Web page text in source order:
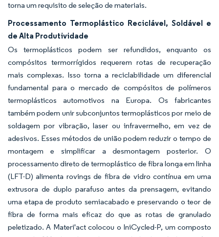
torna um requisito de seleção de materiais.
Processamento Termoplástico Reciclável, Soldável e
de Alta Produtividade
Os termoplásticos podem ser refundidos, enquanto os
compósitos termorrígidos requerem rotas de recuperação
mais complexas. Isso torna a reciclabilidade um diferencial
fundamental para o mercado de compósitos de polímeros
termoplásticos automotivos na Europa. Os fabricantes
também podem unir subconjuntos termoplásticos por meio de
soldagem por vibração, laser ou infravermelho, em vez de
adesivos. Esses métodos de união podem reduzir o tempo de
montagem e simplificar a desmontagem posterior. O
processamento direto de termoplástico de fibra longa em linha
(LFT-D) alimenta rovings de fibra de vidro contínua em uma
extrusora de duplo parafuso antes da prensagem, evitando
uma etapa de produto semiacabado e preservando o teor de
fibra de forma mais eficaz do que as rotas de granulado
peletizado. A Materi'act colocou o IniCycled-P, um composto